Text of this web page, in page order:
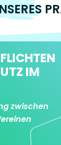
IM
zwischen